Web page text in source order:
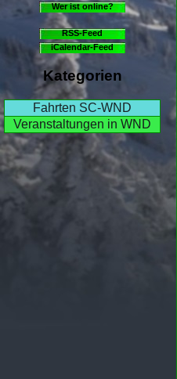
Wer ist online?
RSS-Feed
iCalendar-Feed
Kategorien
Fahrten SC-WND
Veranstaltungen in WND